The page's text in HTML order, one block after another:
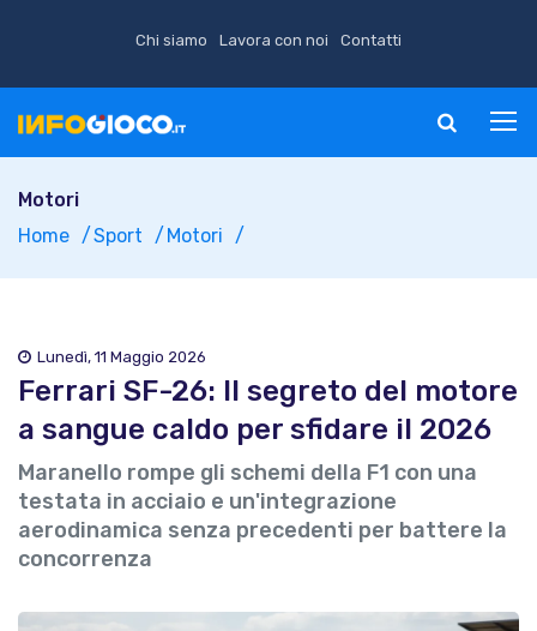
Chi siamo Lavora con noi Contatti
Motori
Home
Sport Motori
Lunedì, 11 Maggio 2026
Ferrari SF-26: Il segreto del motore
a sangue caldo per sfidare il 2026
Maranello rompe gli schemi della F1 con una
testata in acciaio e un'integrazione
aerodinamica senza precedenti per battere la
concorrenza